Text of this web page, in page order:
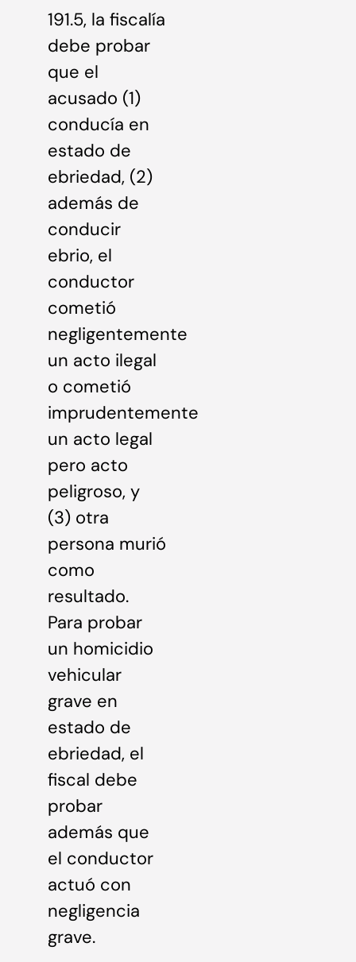
191.5, la fiscalía
debe probar
que el
acusado (1)
conducía en
estado de
ebriedad, (2)
además de
conducir
ebrio, el
conductor
cometió
negligentemente
un acto ilegal
o cometió
imprudentemente
un acto legal
pero acto
peligroso, y
(3) otra
persona murió
como
resultado.
Para probar
un homicidio
vehicular
grave en
estado de
ebriedad, el
fiscal debe
probar
además que
el conductor
actuó con
negligencia
grave.